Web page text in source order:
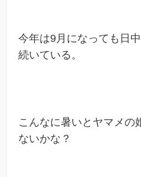
今年は9月になっても日
続いている。
こんなに暑いとヤマメの
ないかな？